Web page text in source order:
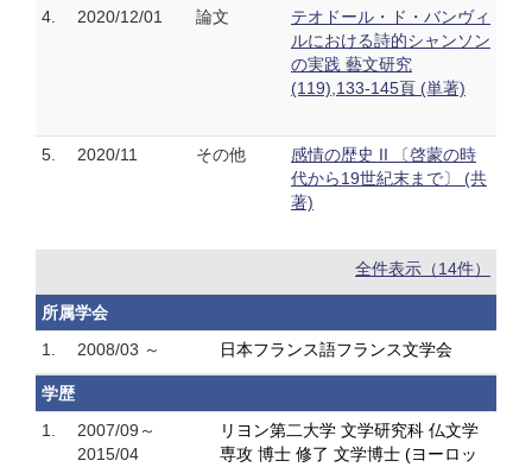
4. 2020/12/01 論文
テオドール・ド・バンヴィ
ルにおける詩的シャンソン
の実践 藝文研究
(119),133-145頁 (単著)
5. 2020/11 その他
感情の歴史 II 〔啓蒙の時
代から19世紀末まで〕 (共
著)
全件表示（14件）
所属学会
1.
2008/03 ～ 日本フランス語フランス文学会
学歴
1.
2007/09～
2015/04
リヨン第二大学 文学研究科 仏文学
専攻 博士 修了 文学博士 (ヨーロッ